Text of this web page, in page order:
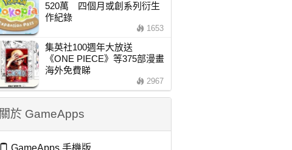
520萬 四個月或創系列衍生
作紀錄
1653
集英社100週年大放送
《ONE PIECE》等375部漫畫
海外免費睇
2967
關於 GameApps
GameApps 手機版